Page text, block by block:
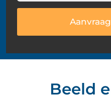
Beeld